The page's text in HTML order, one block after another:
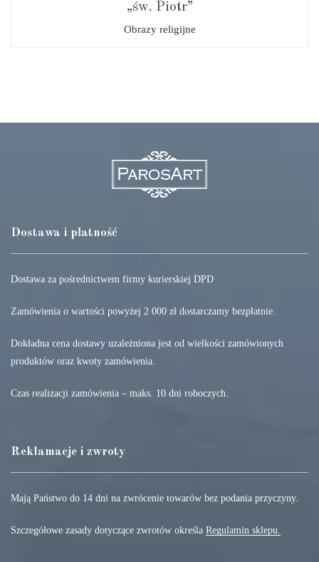
„św. Piotr”
Obrazy religijne
Dostawa i płatność
Dostawa za pośrednictwem firmy kurierskiej DPD
Zamówienia o wartości powyżej 2 000 zł dostarczamy bezpłatnie.
Dokładna cena dostawy uzależniona jest od wielkości zamówionych
produktów oraz kwoty zamówienia.
Czas realizacji zamówienia – maks. 10 dni roboczych.
Reklamacje i zwroty
Mają Państwo do 14 dni na zwrócenie towarów bez podania przyczyny.
Szczegółowe zasady dotyczące zwrotów określa Regulamin sklepu.